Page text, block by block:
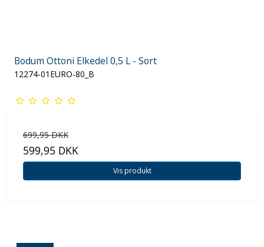
Bodum Ottoni Elkedel 0,5 L - Sort
12274-01EURO-80_B
699,95 DKK
599,95 DKK
Vis produkt